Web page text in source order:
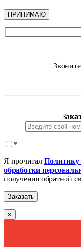
ПРИНИМАЮ
*
Я прочитал Политику
обработки
получения обратной
×